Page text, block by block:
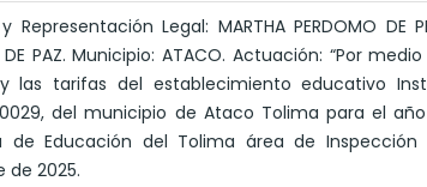
Representación Legal: MARTHA PERDOMO DE
DE PAZ. Municipio: ATACO. Actuación: “Por
las tarifas del establecimiento educativo
del municipio de Ataco Tolima para el
de Educación del Tolima área de Inspección
de 2025.